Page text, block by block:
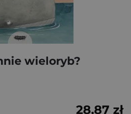
wieloryb?
28,87 zł